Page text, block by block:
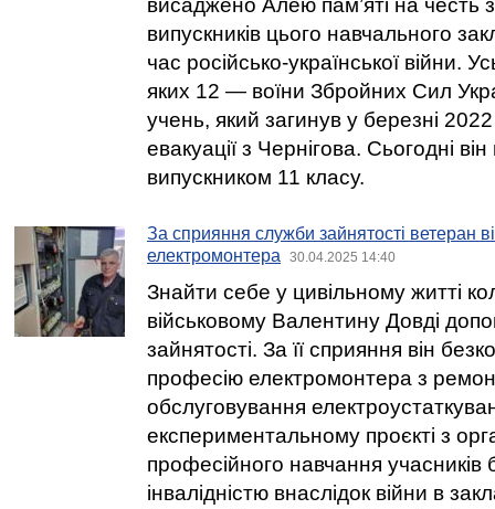
висаджено Алею пам’яті на честь
випускників цього навчального
час російсько-української війни.
яких 12 — воїни Збройних Сил
учень, який загинув у березні
евакуації з Чернігова. Сьогодні
випускником 11 класу.
За сприяння служби зайнятості ветеран
електромонтера
30.04.2025 14:40
Знайти себе у цивільному житті
військовому Валентину Довді
зайнятості. За її сприяння він
професію електромонтера з
обслуговування
експериментальному проєкті з
професійного навчання учасників
інвалідністю внаслідок війни в